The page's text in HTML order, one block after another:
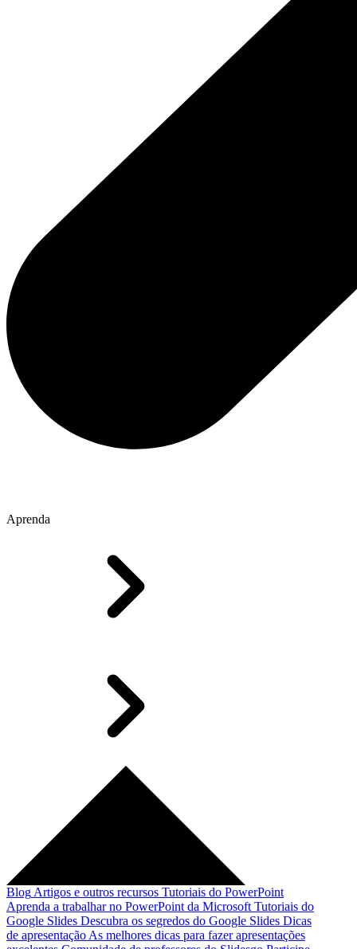
Aprenda
Blog Artigos e outros recursos Tutoriais do PowerPoint
Aprenda a trabalhar no PowerPoint da Microsoft Tutoriais do
Google Slides Descubra os segredos do Google Slides Dicas
de apresentação As melhores dicas para fazer apresentações